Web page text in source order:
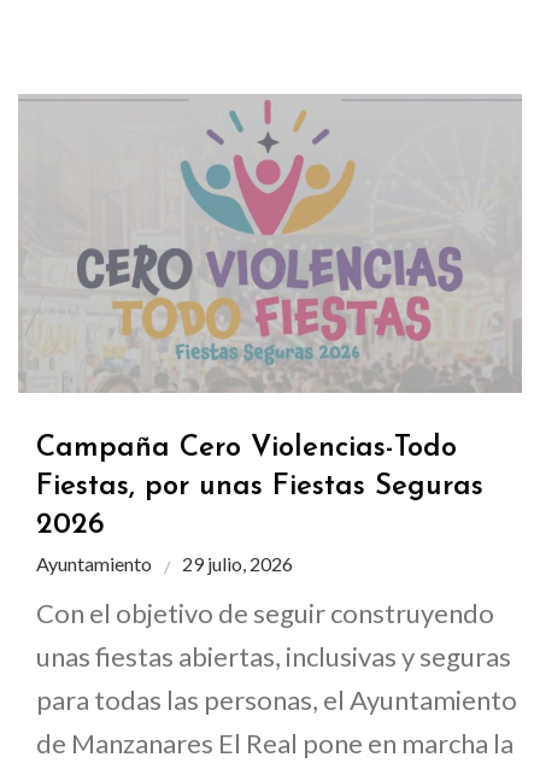
Campaña Cero Violencias-Todo
Fiestas, por unas Fiestas Seguras
2026
Ayuntamiento 29 julio, 2026
Con el objetivo de seguir construyendo
unas fiestas abiertas, inclusivas y seguras
para todas las personas, el Ayuntamiento
de Manzanares El Real pone en marcha la